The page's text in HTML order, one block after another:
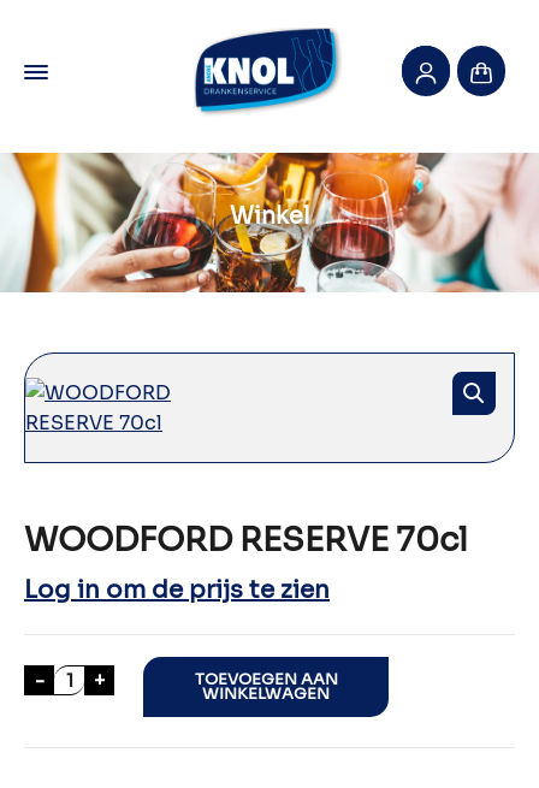
Winkel
WOODFORD RESERVE 70cl
Log in om de prijs te zien
- WOODFORD RESERVE 70cl aantal
+ TOEVOEGEN AAN
WINKELWAGEN